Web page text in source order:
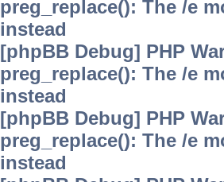
preg_replace(): The /e
instead
[phpBB Debug] PHP
preg_replace(): The /e
instead
[phpBB Debug] PHP
preg_replace(): The /e
instead